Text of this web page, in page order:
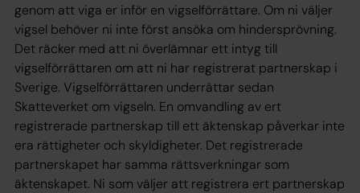
genom att viga er inför en vigselförrättare. Om ni väljer
vigsel behöver ni inte först ansöka om hindersprövning.
Det räcker med att ni överlämnar ett intyg till
vigselförrättaren om att ni har registrerat partnerskap i
Sverige. Vigselförrättaren underrättar sedan
Skatteverket om vigseln. En omvandling av ert
registrerade partnerskap till ett äktenskap påverkar inte
era rättigheter och skyldigheter. Det registrerade
partnerskapet har samma rättsverkningar som
äktenskapet. Ni som väljer att registrera ert partnerskap